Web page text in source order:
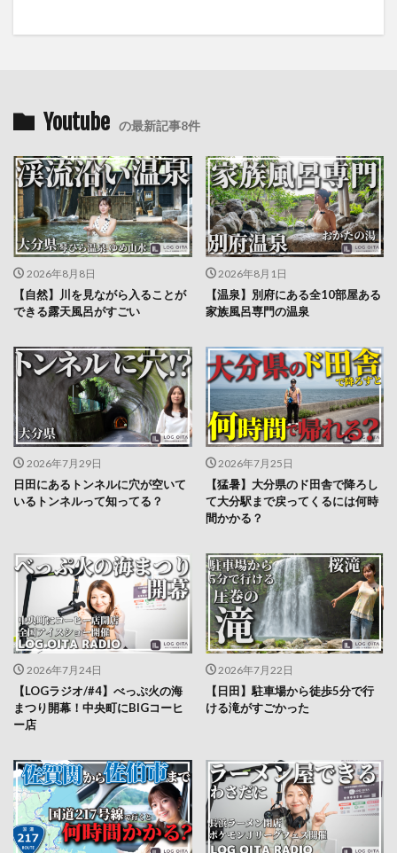
Youtube の最新記事8件
2026年8月8日
【自然】川を見ながら入ることが
できる露天風呂がすごい
2026年8月1日
【温泉】別府にある全10部屋ある
家族風呂専門の温泉
2026年7月29日
日田にあるトンネルに穴が空いて
いるトンネルって知ってる？
2026年7月25日
【猛暑】大分県のド田舎で降ろし
て大分駅まで戻ってくるには何時
間かかる？
2026年7月24日
【LOGラジオ/#4】べっぷ火の海
まつり開幕！中央町にBIGコーヒ
ー店
2026年7月22日
【日田】駐車場から徒歩5分で行
ける滝がすごかった